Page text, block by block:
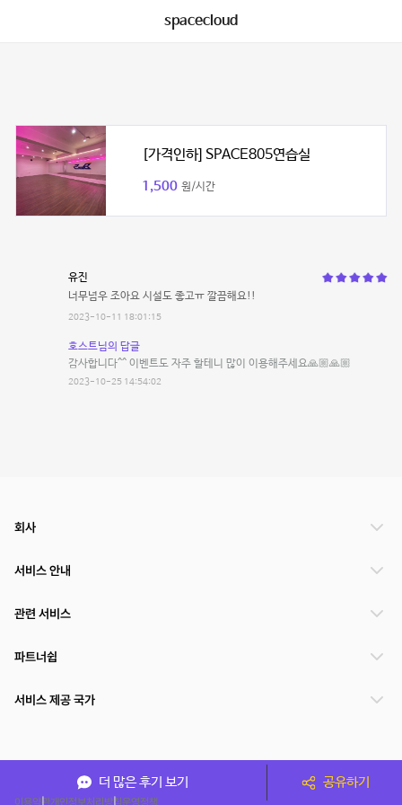
spacecloud
[가격인하] SPACE805연습실
1,500 원/시간
유진
너무넘우 조아요 시설도 좋고ㅠ 깔끔해요!!
2023-10-11 18:01:15
호스트님의 답글
감사합니다^^ 이벤트도 자주 할테니 많이 이용해주세요🙏🏼🙏🏼
2023-10-25 14:54:02
더 많은 후기 보기 공유하기
회사
서비스 안내
관련 서비스
파트너쉽
서비스 제공 국가
이용약관개인정보처리방침운영정책